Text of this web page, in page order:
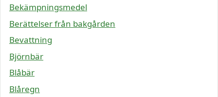
Bekämpningsmedel
Berättelser från bakgården
Bevattning
Björnbär
Blåbär
Blåregn